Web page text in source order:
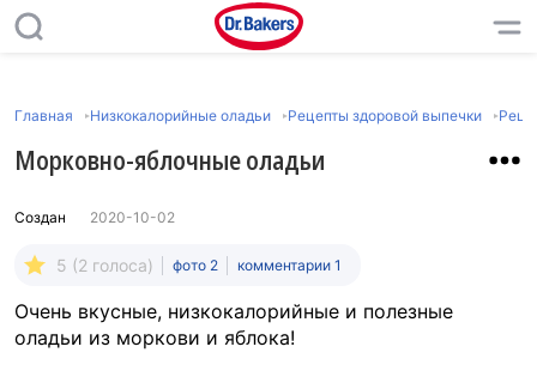
Главная Низкокалорийные оладьи Рецепты здоровой выпечки
Морковно-яблочные оладьи
Создан 2020-10-02
5 (2 голоса) фото 2 комментарии 1
Очень вкусные, низкокалорийные и полезные
оладьи из моркови и яблока!